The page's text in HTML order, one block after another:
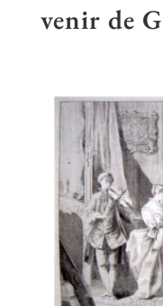
venir de